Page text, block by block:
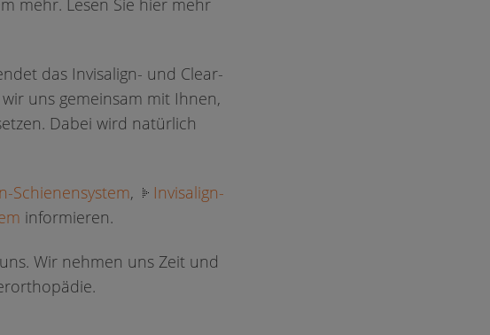
mehr. Lesen Sie hier mehr
das Invisalign- und Clear-
uns gemeinsam mit Ihnen,
Dabei wird natürlich
Schienensystem,
Invisalign-
informieren.
Wir nehmen uns Zeit und